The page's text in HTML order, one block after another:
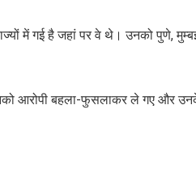
में गई है जहां पर वे थे। उनको पुणे,
आरोपी बहला-फुसलाकर ले गए और